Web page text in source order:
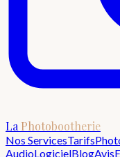
La Photobootherie
Nos ServicesTarifs
AudioLogicielBlogAvis